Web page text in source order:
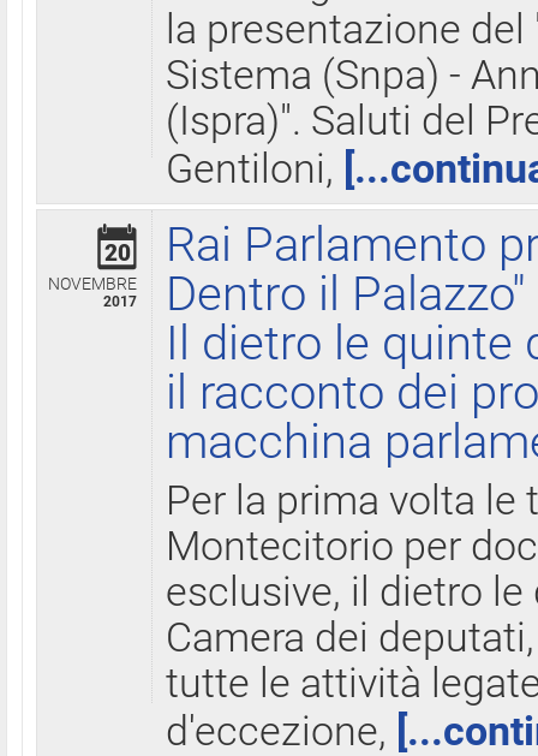
la presentazione
Sistema (Snpa) -
(Ispra)". Saluti del
Gentiloni,
20
NOVEMBRE
2017
Rai Parlamento
Dentro il Palazzo"
Il dietro le quinte
il racconto dei
macchina
Per la prima volta le
Montecitorio per
esclusive, il dietro
Camera dei
tutte le attività
d'eccezione,